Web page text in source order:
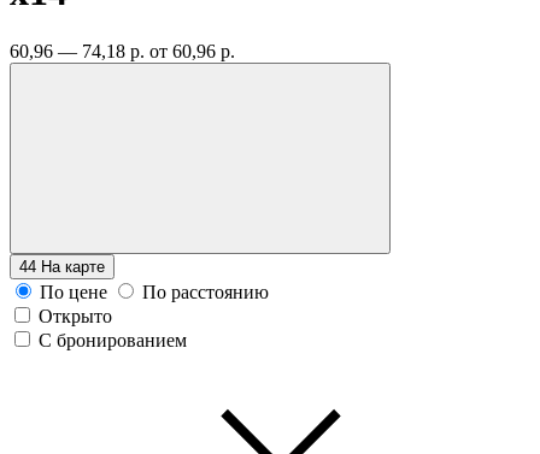
60,96 — 74,18 р. от 60,96 р.
44 На карте
По цене
По расстоянию
Открыто
С бронированием